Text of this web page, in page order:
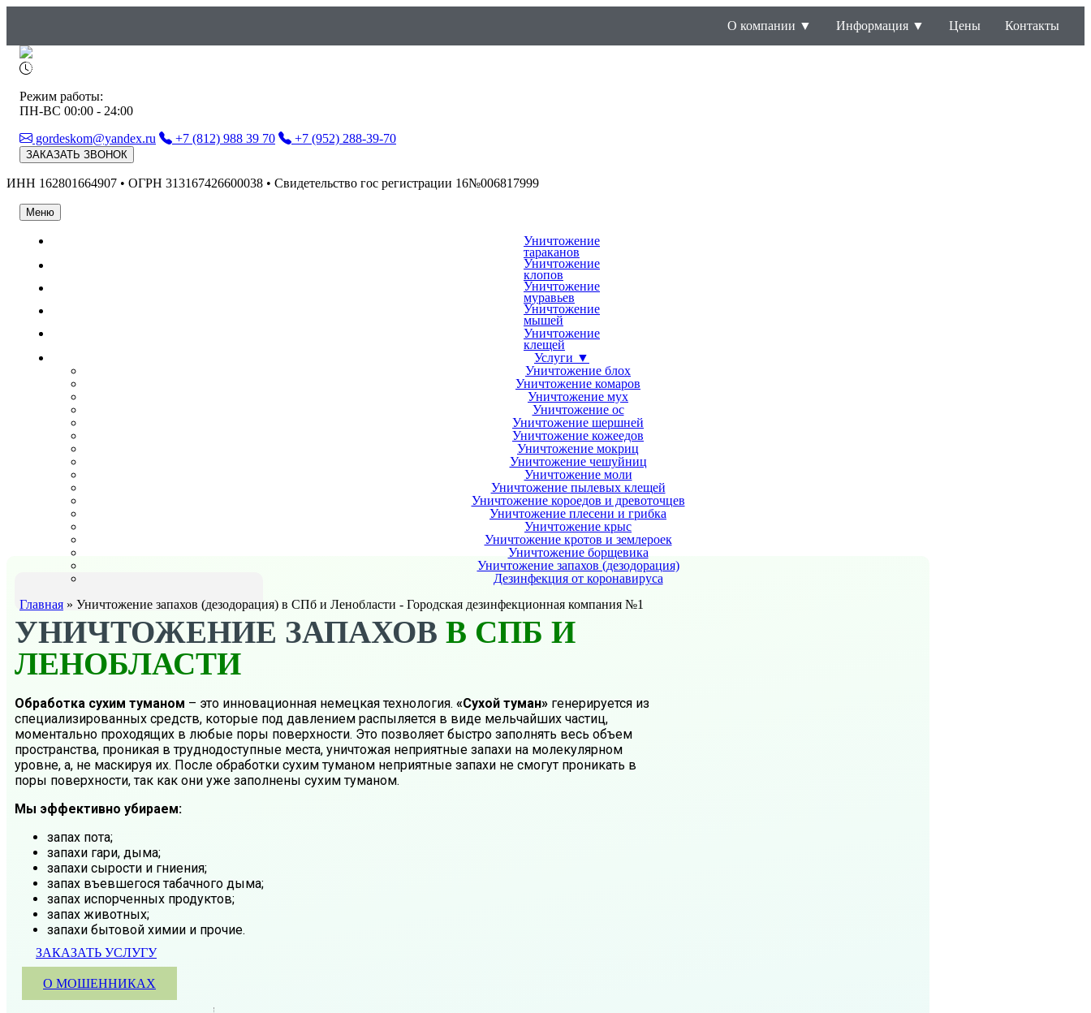
О компании ▼ Информация ▼ Цены Контакты
Режим работы:
ПН-ВС 00:00 - 24:00
gordeskom@yandex.ru
+7 (812) 988 39 70 +7 (952) 288-39-70
ЗАКАЗАТЬ ЗВОНОК
ИНН 162801664907 • ОГРН 313167426600038 • Свидетельство гос регистрации 16№006817999
Меню
Уничтожение
тараканов
Уничтожение
клопов
Уничтожение
муравьев
Уничтожение
мышей
Уничтожение
клещей
Услуги ▼
Уничтожение блох
Уничтожение комаров
Уничтожение мух
Уничтожение ос
Уничтожение шершней
Уничтожение кожеедов
Уничтожение мокриц
Уничтожение чешуйниц
Уничтожение моли
Уничтожение пылевых клещей
Уничтожение короедов и древоточцев
Уничтожение плесени и грибка
Уничтожение крыс
Уничтожение кротов и землероек
Уничтожение борщевика
Уничтожение запахов (дезодорация)
Дезинфекция от коронавируса
Главная » Уничтожение запахов (дезодорация) в СПб и Ленобласти - Городская дезинфекционная компания №1
УНИЧТОЖЕНИЕ ЗАПАХОВ В СПБ И
ЛЕНОБЛАСТИ
Обработка сухим туманом – это инновационная немецкая технология. «Сухой туман» генерируется из
специализированных средств, которые под давлением распыляется в виде мельчайших частиц,
моментально проходящих в любые поры поверхности. Это позволяет быстро заполнять весь объем
пространства, проникая в труднодоступные места, уничтожая неприятные запахи на молекулярном
уровне, а, не маскируя их. После обработки сухим туманом неприятные запахи не смогут проникать в
поры поверхности, так как они уже заполнены сухим туманом.
Мы эффективно убираем:
запах пота;
запахи гари, дыма;
запахи сырости и гниения;
запах въевшегося табачного дыма;
запах испорченных продуктов;
запах животных;
запахи бытовой химии и прочие.
ЗАКАЗАТЬ УСЛУГУ
О МОШЕННИКАХ